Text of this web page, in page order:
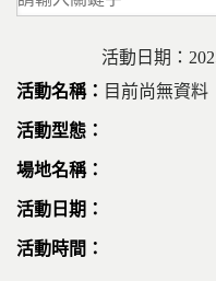
活動日期：
目前尚無資料